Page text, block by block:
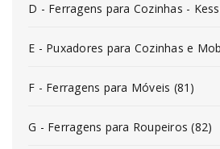
D - Ferragens para Cozinhas -
E - Puxadores para Cozinhas e
F - Ferragens para Móveis (81)
G - Ferragens para Roupeiros (82)